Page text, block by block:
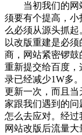
当初我们的网站
须要有个提高，
么必须从源头抓
以改版重建是必
商，网站紧密锣
重新提交给百度
录已经减少1W多
更新一次，而且
家跟我们遇到的
怎么去应对。经过
网站改版后流量大